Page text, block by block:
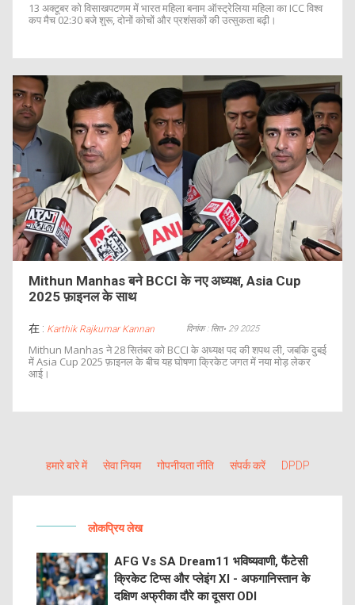
13 अक्टूबर को विसाखपटणम में भारत महिला बनाम ऑस्ट्रेलिया महिला का ICC विश्व
कप मैच 02:30 बजे शुरू, दोनों कोचों और प्रशंसकों की उत्सुकता बढ़ी।
Mithun Manhas बने BCCI के नए अध्यक्ष, Asia Cup
2025 फ़ाइनल के साथ
在 : Karthik Rajkumar Kannan दिनांक : सित॰ 29 2025
Mithun Manhas ने 28 सितंबर को BCCI के अध्यक्ष पद की शपथ ली, जबकि दुबई
में Asia Cup 2025 फ़ाइनल के बीच यह घोषणा क्रिकेट जगत में नया मोड़ लेकर
आई।
हमारे बारे में सेवा नियम गोपनीयता नीति संपर्क करें DPDP
लोकप्रिय लेख
AFG Vs SA Dream11 भविष्यवाणी, फैंटेसी
क्रिकेट टिप्स और प्लेइंग XI - अफगानिस्तान के
दक्षिण अफ्रीका दौरे का दूसरा ODI